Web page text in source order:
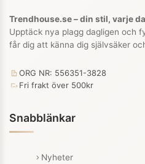
Trendhouse.se – din stil, varje
Upptäck nya plagg dagligen och
får dig att känna dig självsäker
ORG NR: 556351-3828
Fri frakt över 500kr
Snabblänkar
Nyheter